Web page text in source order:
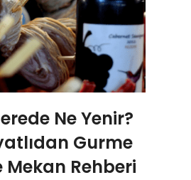
Ne Yenir?
Gurme
Mekan Rehberi